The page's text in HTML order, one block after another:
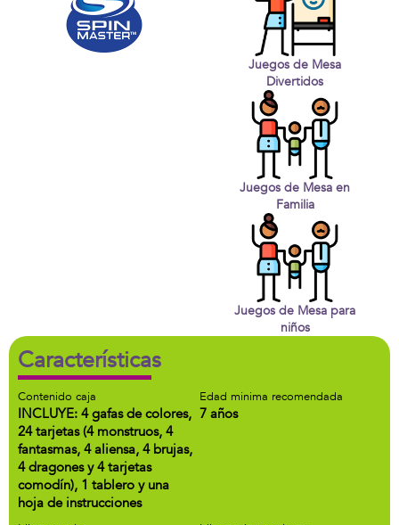
Juegos de Mesa
Divertidos
Juegos de Mesa en
Familia
Juegos de Mesa para
niños
Características
Contenido caja
INCLUYE: 4 gafas de colores,
24 tarjetas (4 monstruos, 4
fantasmas, 4 aliensa, 4 brujas,
4 dragones y 4 tarjetas
comodín), 1 tablero y una
hoja de instrucciones
Edad minima recomendada
7 años